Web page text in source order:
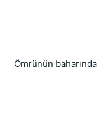
Ömrünün